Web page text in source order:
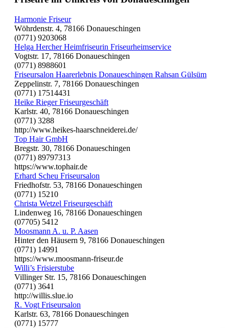
Harmonie Friseur
Wöhrdenstr. 4, 78166 Donaueschingen
(0771) 9203068
Helga Hercher Heimfriseurin Friseurheimservice
Vogtstr. 17, 78166 Donaueschingen
(0771) 8988601
Friseursalon Haarerlebnis Donaueschingen Rahsan Gülsüm
Zeppelinstr. 7, 78166 Donaueschingen
(0771) 17514431
Heike Rieger Friseurgeschäft
Karlstr. 40, 78166 Donaueschingen
(0771) 3288
http://www.heikes-haarschneiderei.de/
Top Hair GmbH
Bregstr. 30, 78166 Donaueschingen
(0771) 89797313
https://www.tophair.de
Erhard Scheu Friseursalon
Friedhofstr. 53, 78166 Donaueschingen
(0771) 15210
Christa Wetzel Friseurgeschäft
Lindenweg 16, 78166 Donaueschingen
(07705) 5412
Moosmann A. u. P. Aasen
Hinter den Häusern 9, 78166 Donaueschingen
(0771) 14991
https://www.moosmann-friseur.de
Willi’s Frisierstube
Villinger Str. 15, 78166 Donaueschingen
(0771) 3641
http://willis.slue.io
R. Vogt Friseursalon
Karlstr. 63, 78166 Donaueschingen
(0771) 15777